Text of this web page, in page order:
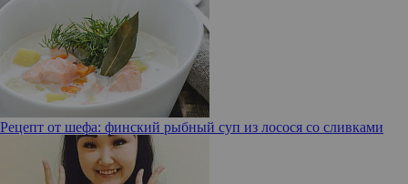
Рецепт от шефа: финский рыбный суп из лосося со сливками